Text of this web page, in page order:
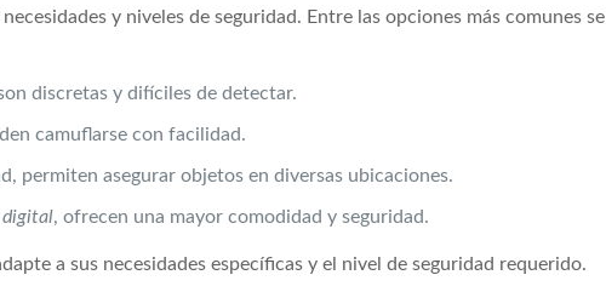
y niveles de seguridad. Entre las opciones más comunes se
discretas y difíciles de detectar.
camuflarse con facilidad.
permiten asegurar objetos en diversas ubicaciones.
digital, ofrecen una mayor comodidad y seguridad.
a sus necesidades específicas y el nivel de seguridad requerido.